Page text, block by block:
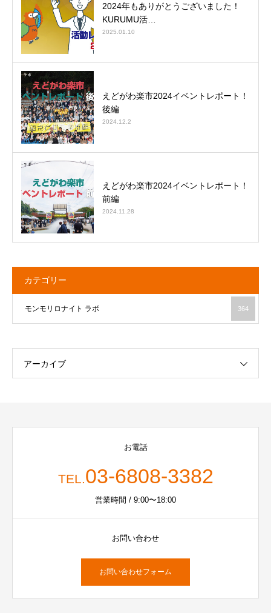
2024年もありがとうございました！
KURUMU活…
2025.01.10
えどがわ楽市2024イベントレポート！
後編
2024.12.2
えどがわ楽市2024イベントレポート！
前編
2024.11.28
カテゴリー
モンモリロナイト ラボ 364
アーカイブ
お電話
TEL.03-6808-3382
営業時間 / 9:00〜18:00
お問い合わせ
お問い合わせフォーム